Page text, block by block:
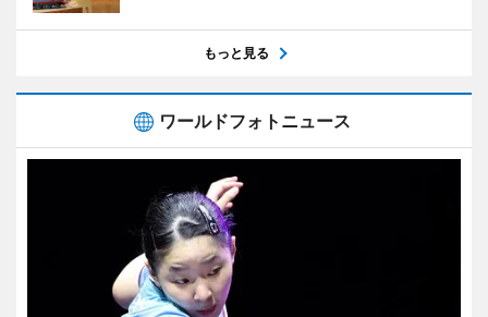
もっと見る
ワールドフォトニュース